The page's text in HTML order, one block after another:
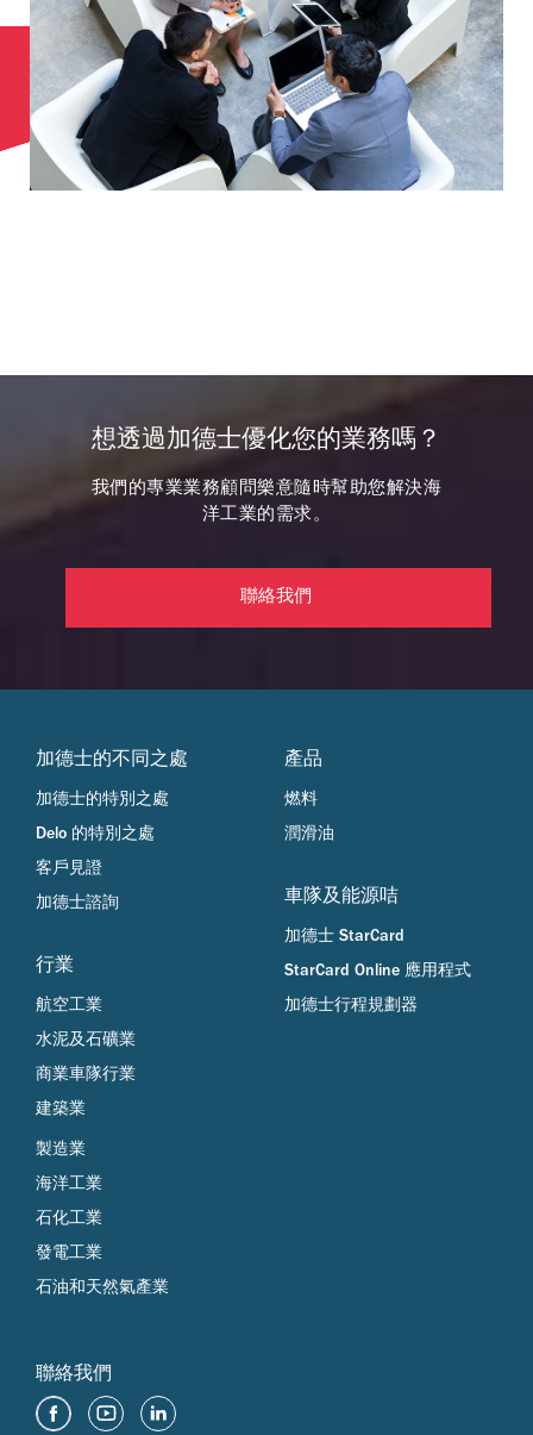
想透過加德士優化您的業務嗎？
我們的專業業務顧問樂意隨時幫助您解決海
洋工業的需求。
聯絡我們
加德士的不同之處
加德士的特別之處
Delo 的特別之處
客戶見證
加德士諮詢
行業
航空工業
水泥及石礦業
商業車隊行業
建築業
製造業
海洋工業
石化工業
發電工業
石油和天然氣產業
產品
燃料
潤滑油
車隊及能源咭
加德士 StarCard
StarCard Online 應用程式
加德士行程規劃器
聯絡我們